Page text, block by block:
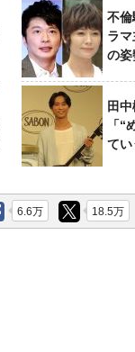
不倫
ラ
の姿
田
「
てい
6.6万 18.5万